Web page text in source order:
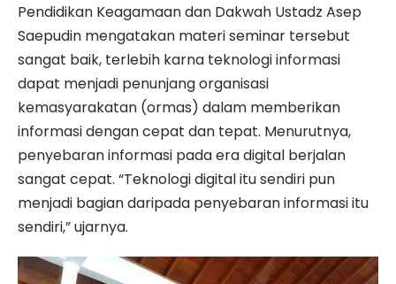
Pendidikan Keagamaan dan Dakwah Ustadz Asep
Saepudin mengatakan materi seminar tersebut
sangat baik, terlebih karna teknologi informasi
dapat menjadi penunjang organisasi
kemasyarakatan (ormas) dalam memberikan
informasi dengan cepat dan tepat. Menurutnya,
penyebaran informasi pada era digital berjalan
sangat cepat. “Teknologi digital itu sendiri pun
menjadi bagian daripada penyebaran informasi itu
sendiri,” ujarnya.